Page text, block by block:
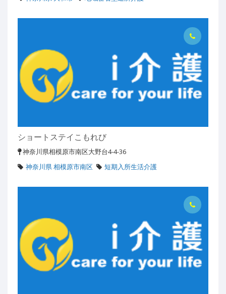
ショートステイこもれび
神奈川県相模原市南区大野台4-4-36
神奈川県 相模原市南区
短期入所生活介護